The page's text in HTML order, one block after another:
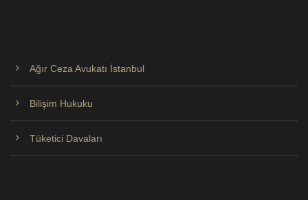
Ağır Ceza Avukatı İstanbul
Bilişim Hukuku
Tüketici Davaları